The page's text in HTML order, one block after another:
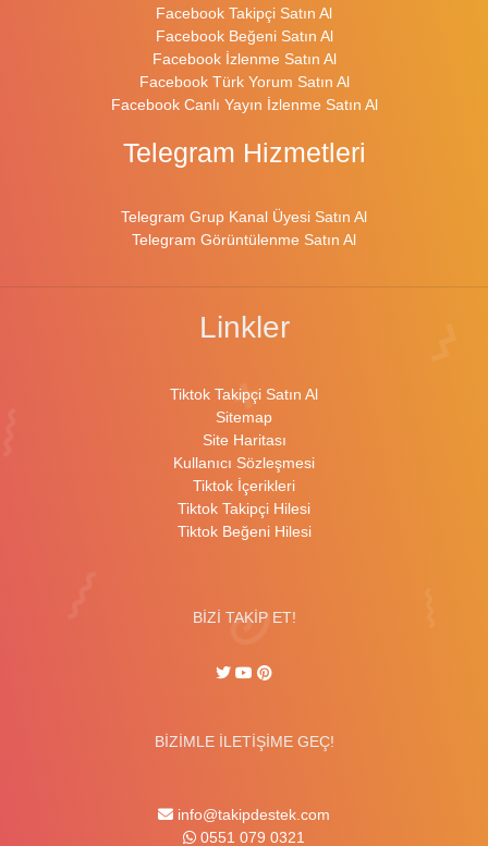
Facebook Takipçi Satın Al
Facebook Beğeni Satın Al
Facebook İzlenme Satın Al
Facebook Türk Yorum Satın Al
Facebook Canlı Yayın İzlenme Satın Al
Telegram Hizmetleri
Telegram Grup Kanal Üyesi Satın Al
Telegram Görüntülenme Satın Al
Linkler
Tiktok Takipçi Satın Al
Sitemap
Site Haritası
Kullanıcı Sözleşmesi
Tiktok İçerikleri
Tiktok Takipçi Hilesi
Tiktok Beğeni Hilesi
BİZİ TAKİP ET!
BİZİMLE İLETİŞİME GEÇ!
info@takipdestek.com
0551 079 0321